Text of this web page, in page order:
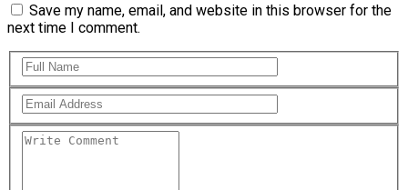
Save my name, email, and website in this browser for the
next time I comment.